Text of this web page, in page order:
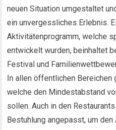
neuen Situation umgestaltet
ein unvergessliches Erlebnis.
Aktivitätenprogramm, welche
entwickelt wurden, beinhaltet
Festival und
In allen öffentlichen Bereichen
welche den Mindestabstand
sollen. Auch in den
Bestuhlung angepasst, um